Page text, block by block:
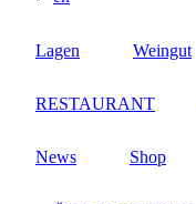
Lagen Weingut
RESTAURANT
News Shop